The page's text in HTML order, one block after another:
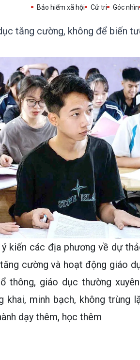
Bảo hiểm xã hội Cử tri Góc nhìn
tăng cường, không để biến
kiến các địa phương về dự
cường và hoạt động giáo
thông, giáo dục thường
khai, minh bạch, không trùng
dạy thêm, học thêm